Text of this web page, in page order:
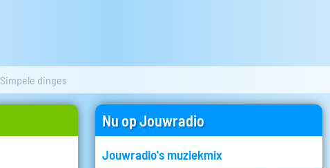
Simpele dinges
Nu op Jouwradio
Jouwradio's muziekmix